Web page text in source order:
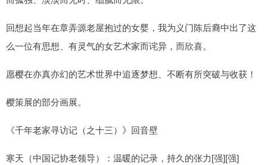
回想起当年在章弄源老屋抱过的女婴，我为义门陈后裔中出了这
么一位有思想、有灵气的女艺术家而诧异，而欣喜。
愿樱在亦真亦幻的艺术世界中追逐梦想、不断有所突破与收获！
樱策展的部分画展。
《千年老家寻访记（之十三）》回音壁
寒天（中国记协老领导）：温暖的记录，持久的张力[强][强]